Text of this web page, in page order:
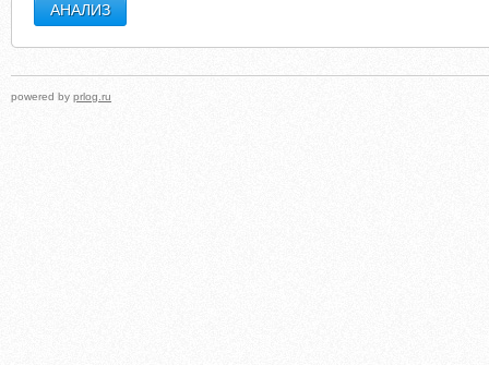
powered by prlog.ru